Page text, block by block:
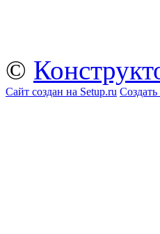
©
Сайт создан на Setup.ru Создать